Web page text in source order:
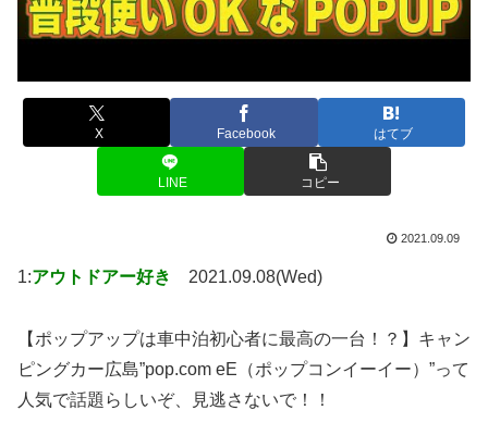
X Facebook はてブ
LINE コピー
2021.09.09
1:アウトドアー好き 2021.09.08(Wed)
【ポップアップは車中泊初心者に最高の一台！？】キャン
ピングカー広島”pop.com eE（ポップコンイーイー）”って
人気で話題らしいぞ、見逃さないで！！